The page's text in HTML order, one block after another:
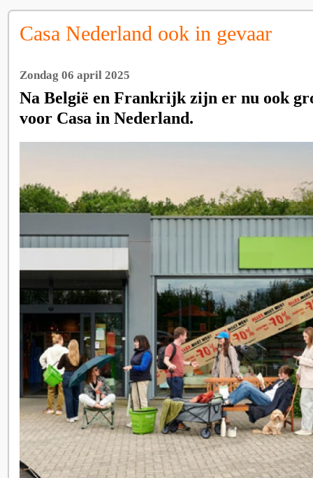
Casa Nederland ook in gevaar
Zondag 06 april 2025
Na België en Frankrijk zijn er nu ook
voor Casa in Nederland.